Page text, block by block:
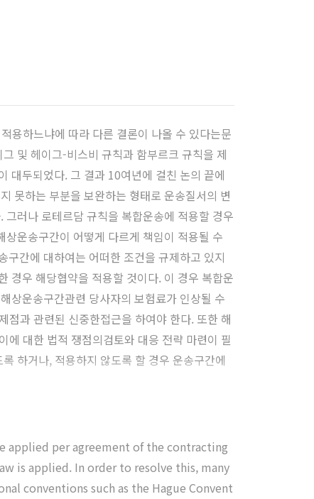
용하느냐에 따라 다른 결론이 나올 수 있다는문
및 헤이그-비스비 규칙과 함부르크 규칙을 제
대두되었다. 그 결과 10여년에 걸친 논의 끝에
못하는 부분을 보완하는 형태로 운송질서의 변
러나 로테르담 규칙을 복합운송에 적용할 경우
운송구간이 어떻게 다르게 책임이 적용될 수
간에 대하여는 어떠한 조건을 규제하고 있지
경우 해당협약을 적용할 것이다. 이 경우 복합운
상운송구간관련 당사자의 보험료가 인상될 수
점과 관련된 신중한접근을 하여야 한다. 또한 해
대한 법적 쟁점의검토와 대응 전략 마련이 필
하거나, 적용하지 않도록 할 경우 운송구간에
applied per agreement of the contracting
is applied. In order to resolve this, many
conventions such as the Hague Convent